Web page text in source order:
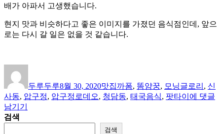
배가 아파서 고생했습니다.
현지 맛과 비슷하다고 좋은 이미지를 가졌던 음식점인데, 앞으
로는 다시 갈 일은 없을 것 같습니다.
이
두루두루일
자
8월 30, 2020고
리
맛집까폼, 똠얌꿍, 모닝글로리 , 신
사동, 압구정, 압구정로데오, 청담동, 태국음식, 팟타이 [맛
에 댓글
남기기
검색
검색